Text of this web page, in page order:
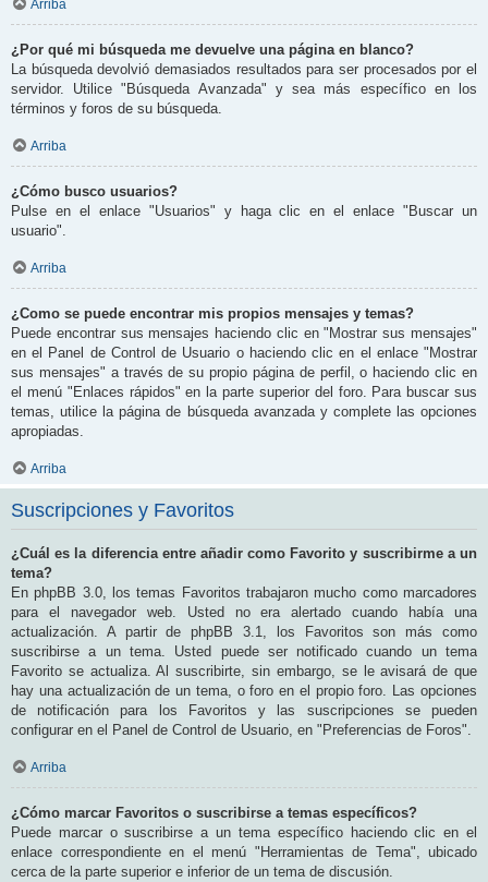
Arriba
¿Por qué mi búsqueda me devuelve una página en blanco?
La búsqueda devolvió demasiados resultados para ser procesados por el
servidor. Utilice "Búsqueda Avanzada" y sea más específico en los
términos y foros de su búsqueda.
Arriba
¿Cómo busco usuarios?
Pulse en el enlace "Usuarios" y haga clic en el enlace "Buscar un
usuario".
Arriba
¿Como se puede encontrar mis propios mensajes y temas?
Puede encontrar sus mensajes haciendo clic en "Mostrar sus mensajes"
en el Panel de Control de Usuario o haciendo clic en el enlace "Mostrar
sus mensajes" a través de su propio página de perfil, o haciendo clic en
el menú "Enlaces rápidos" en la parte superior del foro. Para buscar sus
temas, utilice la página de búsqueda avanzada y complete las opciones
apropiadas.
Arriba
Suscripciones y Favoritos
¿Cuál es la diferencia entre añadir como Favorito y suscribirme a un
tema?
En phpBB 3.0, los temas Favoritos trabajaron mucho como marcadores
para el navegador web. Usted no era alertado cuando había una
actualización. A partir de phpBB 3.1, los Favoritos son más como
suscribirse a un tema. Usted puede ser notificado cuando un tema
Favorito se actualiza. Al suscribirte, sin embargo, se le avisará de que
hay una actualización de un tema, o foro en el propio foro. Las opciones
de notificación para los Favoritos y las suscripciones se pueden
configurar en el Panel de Control de Usuario, en "Preferencias de Foros".
Arriba
¿Cómo marcar Favoritos o suscribirse a temas específicos?
Puede marcar o suscribirse a un tema específico haciendo clic en el
enlace correspondiente en el menú "Herramientas de Tema", ubicado
cerca de la parte superior e inferior de un tema de discusión.